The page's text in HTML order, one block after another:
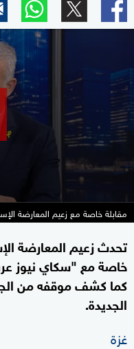
مقابلة خاصة مع زعيم المعارضة
تحدث زعيم المعارضة
خاصة مع "سكاي نيوز
كما كشف موقفه من
الجديدة.
غزة